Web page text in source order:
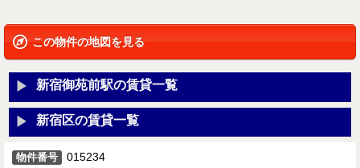
この物件の地図を見る
新宿御苑前駅の賃貸一覧
新宿区の賃貸一覧
物件番号
015234